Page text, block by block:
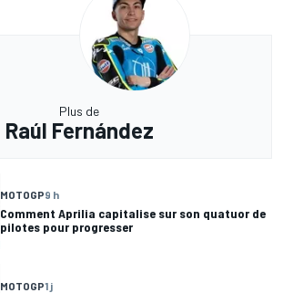
Plus de
Raúl Fernández
MOTOGP9 h
Comment Aprilia capitalise sur son quatuor de
pilotes pour progresser
MOTOGP1 j